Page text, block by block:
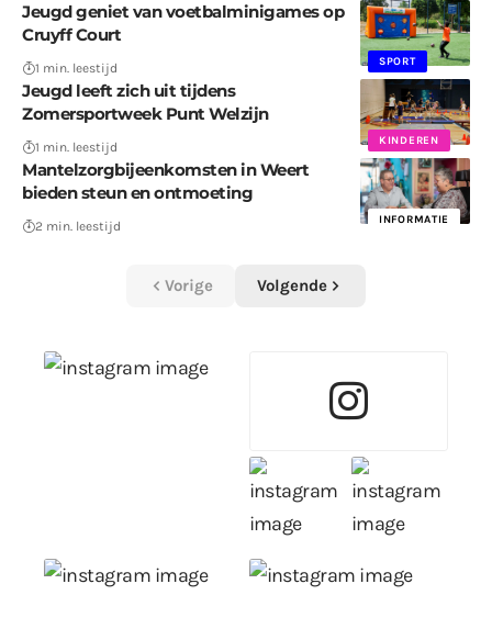
SPORT
Jeugd geniet van voetbalminigames op
Cruyff Court
1 min. leestijd
KINDEREN
Jeugd leeft zich uit tijdens
Zomersportweek Punt Welzijn
1 min. leestijd
INFORMATIE
Mantelzorgbijeenkomsten in Weert
bieden steun en ontmoeting
2 min. leestijd
Vorige Volgende